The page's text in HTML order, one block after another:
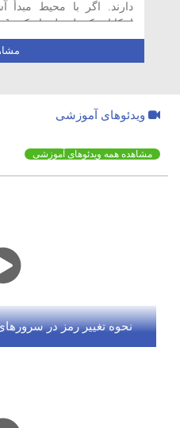
دارند. اگر با محیط مبدأ
امکانات کنترل پنل دایرکت
ویدئوهای آموزشی
مشاهده همه ویدئوهای آموزشی
نحوه تغییر رمز در